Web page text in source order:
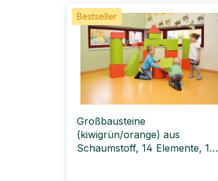
Bestseller
Großbausteine
(kiwigrün/orange) aus
Schaumstoff, 14 Elemente, 150